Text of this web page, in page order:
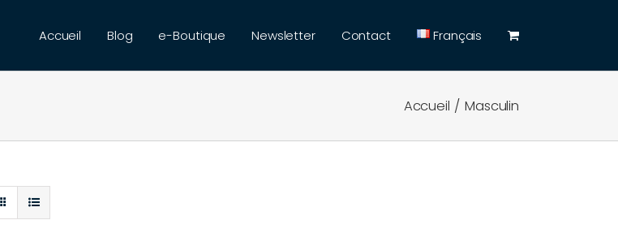
Accueil Blog e-Boutique Newsletter Contact Français
Accueil Masculin